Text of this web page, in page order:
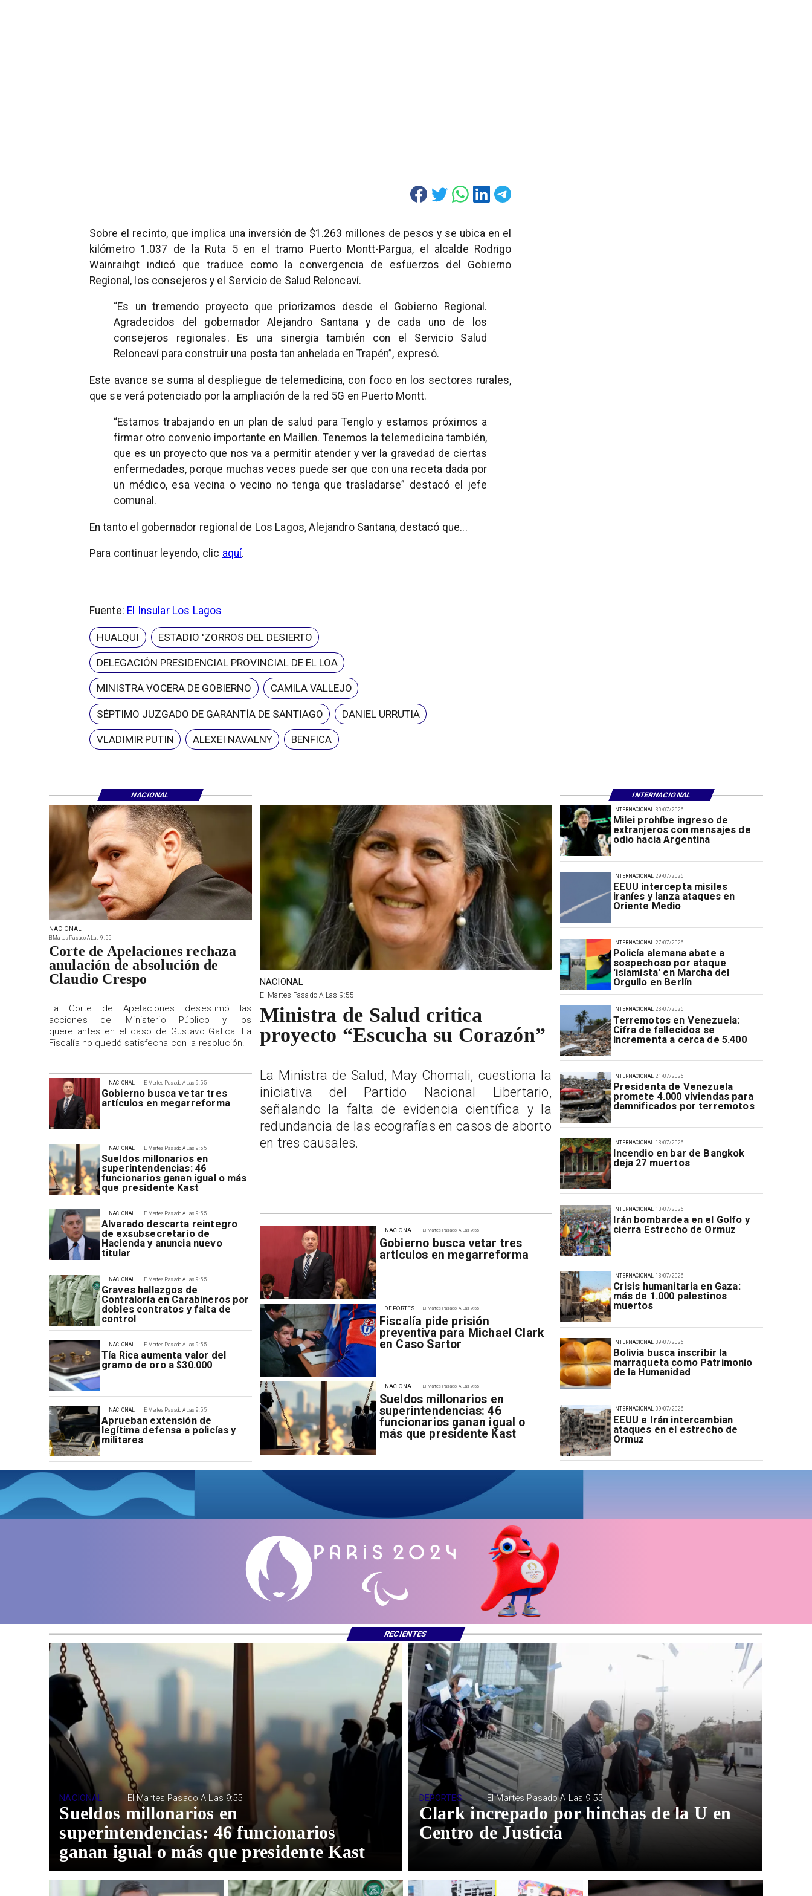
Sobre el recinto, que implica una inversión de $1.263 millones de pesos y se ubica en el
kilómetro 1.037 de la Ruta 5 en el tramo Puerto Montt-Pargua, el alcalde Rodrigo
Wainraihgt indicó que traduce como la convergencia de esfuerzos del Gobierno
Regional, los consejeros y el Servicio de Salud Reloncaví.
“Es un tremendo proyecto que priorizamos desde el Gobierno Regional.
Agradecidos del gobernador Alejandro Santana y de cada uno de los
consejeros regionales. Es una sinergia también con el Servicio Salud
Reloncaví para construir una posta tan anhelada en Trapén”, expresó.
Este avance se suma al despliegue de telemedicina, con foco en los sectores rurales,
que se verá potenciado por la ampliación de la red 5G en Puerto Montt.
“Estamos trabajando en un plan de salud para Tenglo y estamos próximos a
firmar otro convenio importante en Maillen. Tenemos la telemedicina también,
que es un proyecto que nos va a permitir atender y ver la gravedad de ciertas
enfermedades, porque muchas veces puede ser que con una receta dada por
un médico, esa vecina o vecino no tenga que trasladarse” destacó el jefe
comunal.
En tanto el gobernador regional de Los Lagos, Alejandro Santana, destacó que...
Para continuar leyendo, clic aquí.
Fuente: El Insular Los Lagos
HUALQUI ESTADIO 'ZORROS DEL DESIERTO
DELEGACIÓN PRESIDENCIAL PROVINCIAL DE EL LOA
MINISTRA VOCERA DE GOBIERNO CAMILA VALLEJO
SÉPTIMO JUZGADO DE GARANTÍA DE SANTIAGO DANIEL URRUTIA
VLADIMIR PUTIN ALEXEI NAVALNY BENFICA
30/07/2026
Milei prohíbe ingreso de
extranjeros con mensajes de
odio hacia Argentina
INTERNACIONAL
29/07/2026
EEUU intercepta misiles
iraníes y lanza ataques en
Oriente Medio
INTERNACIONAL
27/07/2026
Policía alemana abate a
sospechoso por ataque
'islamista' en Marcha del
Orgullo en Berlín
INTERNACIONAL
23/07/2026
Terremotos en Venezuela:
Cifra de fallecidos se
incrementa a cerca de 5.400
INTERNACIONAL
21/07/2026
Presidenta de Venezuela
promete 4.000 viviendas para
damnificados por terremotos
INTERNACIONAL
13/07/2026
Incendio en bar de Bangkok
deja 27 muertos
INTERNACIONAL
13/07/2026
Irán bombardea en el Golfo y
cierra Estrecho de Ormuz
INTERNACIONAL
13/07/2026
Crisis humanitaria en Gaza:
más de 1.000 palestinos
muertos
INTERNACIONAL
09/07/2026
Bolivia busca inscribir la
marraqueta como Patrimonio
de la Humanidad
INTERNACIONAL
09/07/2026
EEUU e Irán intercambian
ataques en el estrecho de
Ormuz
INTERNACIONAL
El Martes Pasado A Las 9:55
Gobierno busca vetar tres
artículos en megarreforma
NACIONAL
El Martes Pasado A Las 9:55
Sueldos millonarios en
superintendencias: 46
funcionarios ganan igual o más
que presidente Kast
NACIONAL
El Martes Pasado A Las 9:55
Alvarado descarta reintegro
de exsubsecretario de
Hacienda y anuncia nuevo
titular
NACIONAL
El Martes Pasado A Las 9:55
Graves hallazgos de
Contraloría en Carabineros por
dobles contratos y falta de
control
NACIONAL
El Martes Pasado A Las 9:55
Tía Rica aumenta valor del
gramo de oro a $30.000
NACIONAL
El Martes Pasado A Las 9:55
Aprueban extensión de
legítima defensa a policías y
militares
NACIONAL
El Martes Pasado A Las 9:55
Gobierno busca vetar tres
artículos en megarreforma
NACIONAL
El Martes Pasado A Las 9:55
Fiscalía pide prisión
preventiva para Michael Clark
en Caso Sartor
DEPORTES
El Martes Pasado A Las 9:55
Sueldos millonarios en
superintendencias: 46
funcionarios ganan igual o
más que presidente Kast
NACIONAL
NACIONAL
El Martes Pasado A Las 9:55
Corte de Apelaciones rechaza
anulación de absolución de
Claudio Crespo
La Corte de Apelaciones desestimó las
acciones del Ministerio Público y los
querellantes en el caso de Gustavo Gatica. La
Fiscalía no quedó satisfecha con la resolución.
NACIONAL
El Martes Pasado A Las 9:55
Ministra de Salud critica
proyecto “Escucha su Corazón”
La Ministra de Salud, May Chomali, cuestiona la
iniciativa del Partido Nacional Libertario,
señalando la falta de evidencia científica y la
redundancia de las ecografías en casos de aborto
en tres causales.
NACIONAL INTERNACIONAL
Sueldos millonarios en
superintendencias: 46 funcionarios
ganan igual o más que presidente Kast
NACIONAL El Martes Pasado A Las 9:55
Clark increpado por hinchas de la U en
Centro de Justicia
DEPORTES El Martes Pasado A Las 9:55
RECIENTES